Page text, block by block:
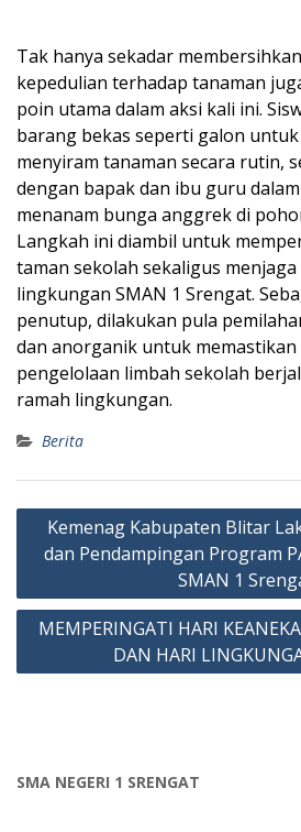
Tak hanya sekadar
kepedulian terhadap tanaman
poin utama dalam aksi kali ini.
barang bekas seperti galon untuk
menyiram tanaman secara rutin,
dengan bapak dan ibu guru dalam
menanam bunga anggrek di
Langkah ini diambil untuk
taman sekolah sekaligus
lingkungan SMAN 1 Srengat.
penutup, dilakukan pula
dan anorganik untuk memastikan
pengelolaan limbah sekolah
ramah lingkungan.
Berita
Post
navigation
Kemenag Kabupaten Blitar
dan Pendampingan Program
SMAN 1
MEMPERINGATI HARI
DAN HARI
SMA NEGERI 1 SRENGAT